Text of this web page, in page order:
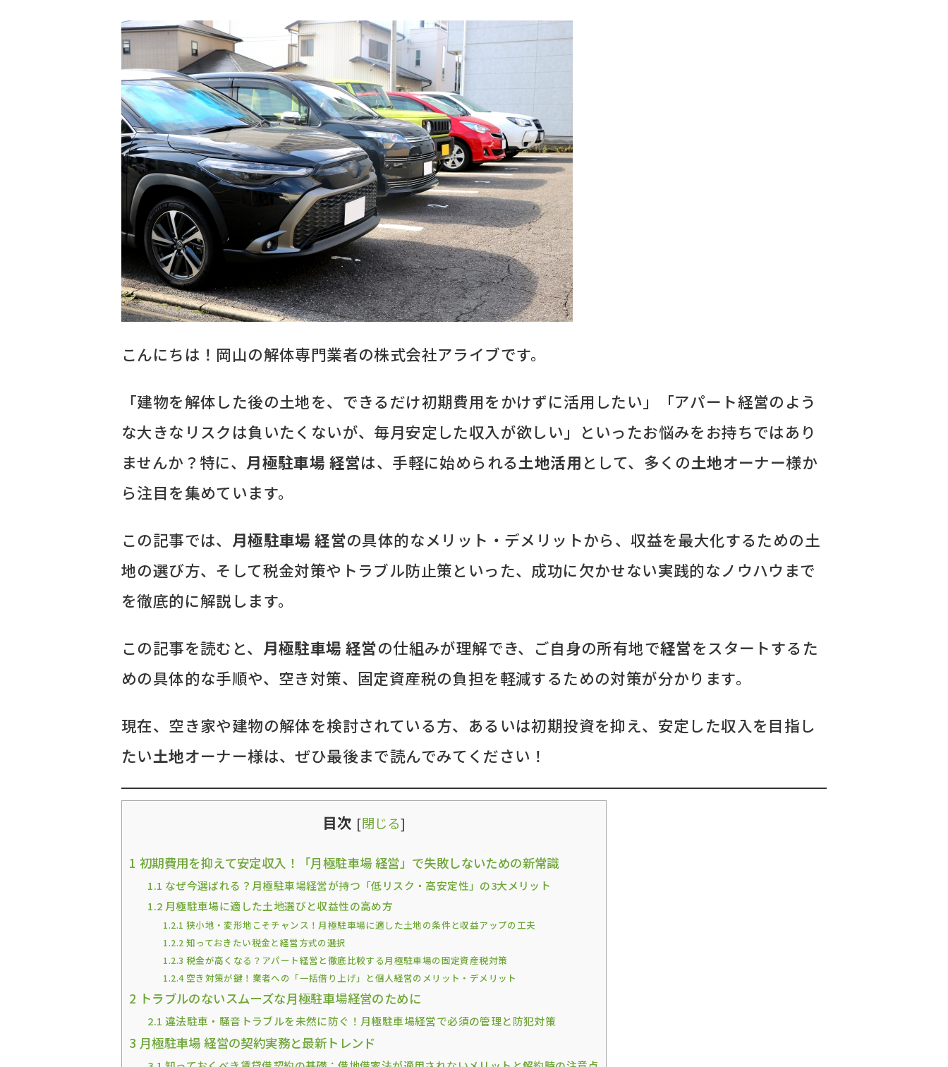
こんにちは！岡山の解体専門業者の株式会社アライブです。
「建物を解体した後の土地を、できるだけ初期費用をかけずに活用したい」「アパート経営のよう
な大きなリスクは負いたくないが、毎月安定した収入が欲しい」といったお悩みをお持ちではあり
ませんか？特に、 月極駐車場 経営は、手軽に始められる土地活用として、多くの土地オーナー様か
ら注目を集めています。
この記事では、 月極駐車場 経営の具体的なメリット・デメリットから、収益を最大化するための土
地の選び方、そして税金対策やトラブル防止策といった、成功に欠かせない実践的なノウハウまで
を徹底的に解説します。
この記事を読むと、 月極駐車場 経営の仕組みが理解でき、ご自身の所有地で経営をスタートするた
めの具体的な手順や、空き対策、固定資産税の負担を軽減するための対策が分かります。
現在、空き家や建物の解体を検討されている方、あるいは初期投資を抑え、安定した収入を目指し
たい土地オーナー様は、ぜひ最後まで読んでみてください！
目次 [閉じる]
1 初期費用を抑えて安定収入！「月極駐車場 経営」で失敗しないための新常識
1.1 なぜ今選ばれる？月極駐車場経営が持つ「低リスク・高安定性」の3大メリット
1.2 月極駐車場に適した土地選びと収益性の高め方
1.2.1 狭小地・変形地こそチャンス！月極駐車場に適した土地の条件と収益アップの工夫
1.2.2 知っておきたい税金と経営方式の選択
1.2.3 税金が高くなる？アパート経営と徹底比較する月極駐車場の固定資産税対策
1.2.4空き対策が鍵！業者への「一括借り上げ」と個人経営のメリット・デメリット
2 トラブルのないスムーズな月極駐車場経営のために
2.1 違法駐車・騒音トラブルを未然に防ぐ！月極駐車場経営で必須の管理と防犯対策
3 月極駐車場 経営の契約実務と最新トレンド